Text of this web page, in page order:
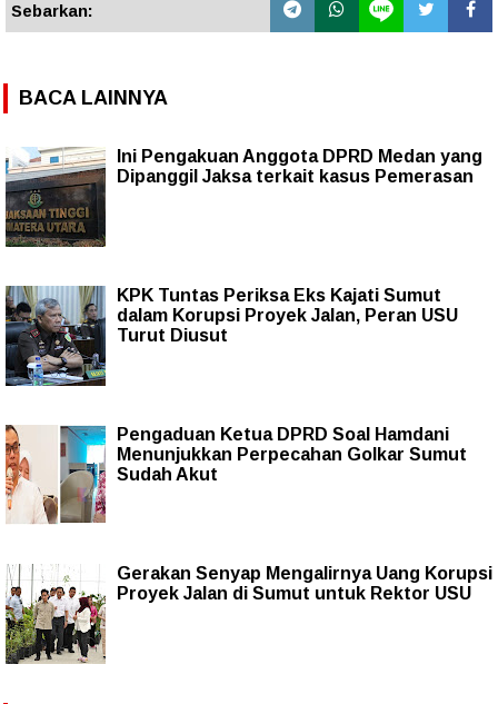
Sebarkan:
BACA LAINNYA
Ini Pengakuan Anggota DPRD Medan yang
Dipanggil Jaksa terkait kasus Pemerasan
KPK Tuntas Periksa Eks Kajati Sumut
dalam Korupsi Proyek Jalan, Peran USU
Turut Diusut
Pengaduan Ketua DPRD Soal Hamdani
Menunjukkan Perpecahan Golkar Sumut
Sudah Akut
Gerakan Senyap Mengalirnya Uang Korupsi
Proyek Jalan di Sumut untuk Rektor USU